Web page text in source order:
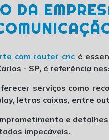
DA
com router cnc é
- SP, é referência
serviços como
letras caixas, entre
e
impecáveis.